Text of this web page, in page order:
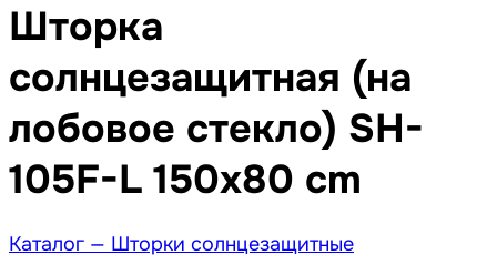
Шторка
солнцезащитная (на
лобовое стекло) SH-
105F-L 150x80 cm
Каталог — Шторки солнцезащитные